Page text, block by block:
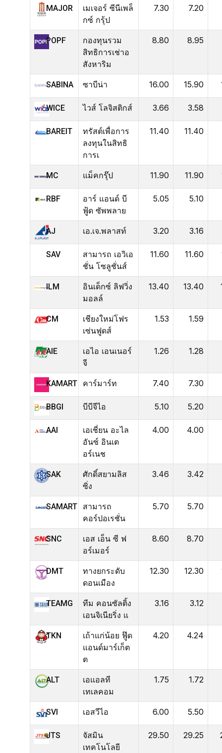
MAJOR
เมเจอร์ ซีนีเพล็
กซ์ กรุ้ป
7.30 7.20
POPF
กองทุนรวม
สิทธิการเช่าอ
สังหาริม
8.80 8.95
SABINA ซาบีน่า 16.00 15.90
WICE ไวส์ โลจิสติกส์ 3.66 3.58
BAREIT
ทรัสต์เพื่อการ
ลงทุนในสิทธิ
การเ
11.40 11.40
MC แม็คกรุ๊ป 11.90 11.90
RBF
อาร์ แอนด์ บี
ฟู้ด ซัพพลาย
5.05 5.10
AJ เอ.เจ.พลาสท์ 3.20 3.16
SAV
สามารถ เอวิเอ
ชั่น โซลูชั่นส์
11.60 11.60
ILM
อินเด็กซ์ ลิฟวิ่ง
มอลล์
13.40 13.40
CM
เชียงใหม่โฟร
เซ่นฟูดส์
1.53 1.59
AIE
เอไอ เอนเนอร์
จี
1.26 1.28
KAMART คาร์มาร์ท 7.40 7.30
BBGI บีบีจีไอ 5.10 5.20
AAI
เอเชี่ยน อะไล
อันซ์ อินเต
อร์เนช
4.00 4.00
SAK
ศักดิ์สยามลิส
ซิ่ง
3.46 3.42
SAMART
สามารถ
คอร์ปอเรชั่น
5.70 5.70
SNC
เอส เอ็น ซี ฟ
อร์เมอร์
8.60 8.70
DMT
ทางยกระดับ
ดอนเมือง
12.30 12.30
TEAMG
ทีม คอนซัลติ้ง
เอนจิเนียริ่ง แ
3.16 3.12
TKN
เถ้าแก่น้อย ฟู๊ด
แอนด์มาร์เก็ต
ต
4.20 4.24
ALT
เอแอลที
เทเลคอม
1.75 1.72
SVI เอสวีไอ 6.00 5.50
JTS
จัสมิน
เทคโนโลยี
29.50 29.25